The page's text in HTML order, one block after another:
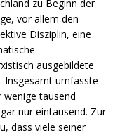
zu Beginn der
vor allem den
Disziplin, eine
ausgebildete
Insgesamt umfasste
wenige tausend
nur eintausend. Zur
dass viele seiner